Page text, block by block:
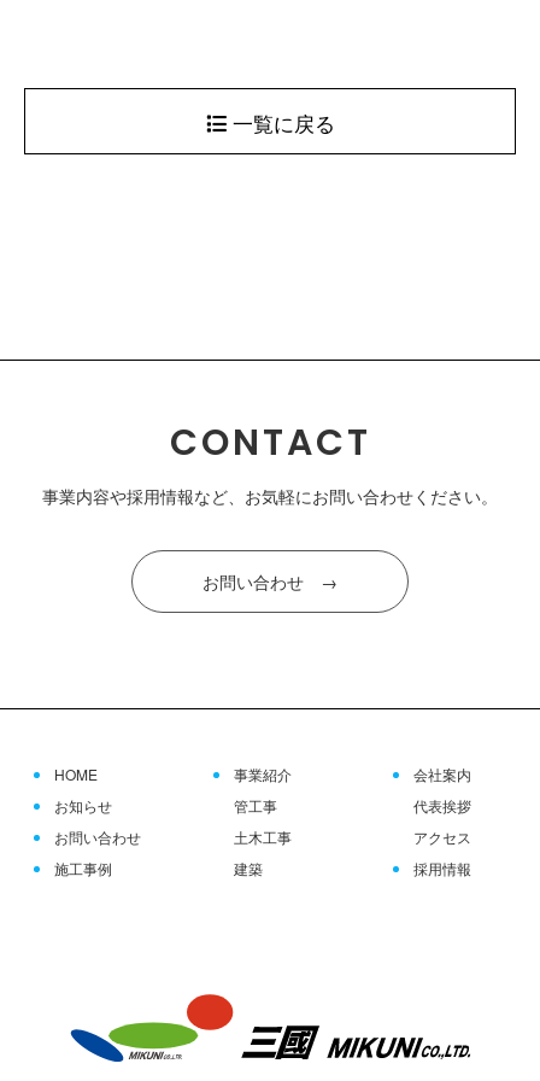
一覧に戻る
CONTACT
事業内容や採用情報など、お気軽にお問い合わせください。
お問い合わせ →
HOME
お知らせ
お問い合わせ
施工事例
事業紹介
管工事
土木工事
建築
会社案内
代表挨拶
アクセス
採用情報